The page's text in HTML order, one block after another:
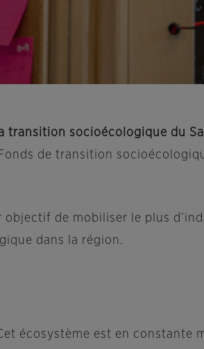
transition socioécologique du
de transition
de mobiliser le plus
dans la région.
écosystème est en constante